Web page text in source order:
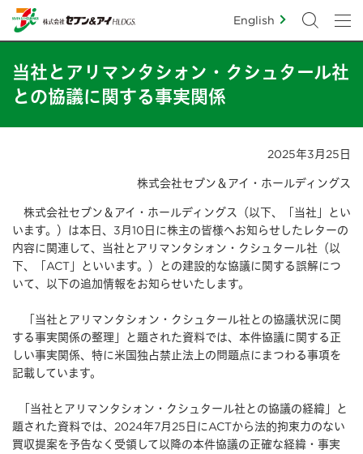
English
当社とアリマンタシォン・クシュタール社
との協議に関する事実関係
2025年3月25日
株式会社セブン＆アイ・ホールディングス
株式会社セブン＆アイ・ホールディングス（以下、「当社」とい
います。）は本日、3月10日に株主の皆様へお知らせしたレターの
内容に関連して、当社とアリマンタシォン・クシュタール社（以
下、「ACT」といいます。）との建設的な協議に関する誤解につ
いて、以下の追加情報をお知らせいたします。
「当社とアリマンタシォン・クシュタール社との協議状況に関
する事実関係の整理」と題された資料では、本件協議に関する正
しい事実関係、特に米国独占禁止法上の問題点にまつわる事項を
記載しています。
「当社とアリマンタシォン・クシュタール社との協議の経緯」と
題された資料では、2024年7月25日にACTから法的拘束力のない
買収提案を予告なく受領して以降の本件協議の正確な経緯・事実